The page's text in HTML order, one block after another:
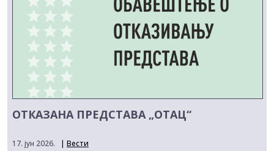
ОТКАЗАНА ПРЕДСТАВА „ОТАЦ“
17. јун 2026. | Вести